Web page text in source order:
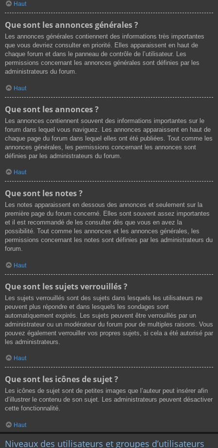
Haut
Que sont les annonces générales ?
Les annonces générales contiennent des informations très importantes
que vous devriez consulter en priorité. Elles apparaissent en haut de
chaque forum et dans le panneau de contrôle de l’utilisateur. Les
permissions concernant les annonces générales sont définies par les
administrateurs du forum.
Haut
Que sont les annonces ?
Les annonces contiennent souvent des informations importantes sur le
forum dans lequel vous naviguez. Les annonces apparaissent en haut de
chaque page du forum dans lequel elles ont été publiées. Tout comme les
annonces générales, les permissions concernant les annonces sont
définies par les administrateurs du forum.
Haut
Que sont les notes ?
Les notes apparaissent en dessous des annonces et seulement sur la
première page du forum concerné. Elles sont souvent assez importantes
et il est recommandé de les consulter dès que vous en avez la
possibilité. Tout comme les annonces et les annonces générales, les
permissions concernant les notes sont définies par les administrateurs du
forum.
Haut
Que sont les sujets verrouillés ?
Les sujets verrouillés sont des sujets dans lesquels les utilisateurs ne
peuvent plus répondre et dans lesquels les sondages sont
automatiquement expirés. Les sujets peuvent être verrouillés par un
administrateur ou un modérateur du forum pour de multiples raisons. Vous
pouvez également verrouiller vos propres sujets, si cela a été autorisé par
les administrateurs.
Haut
Que sont les icônes de sujet ?
Les icônes de sujet sont de petites images que l’auteur peut insérer afin
d’illustrer le contenu de son sujet. Les administrateurs peuvent désactiver
cette fonctionnalité.
Haut
Niveaux des utilisateurs et groupes d’utilisateurs